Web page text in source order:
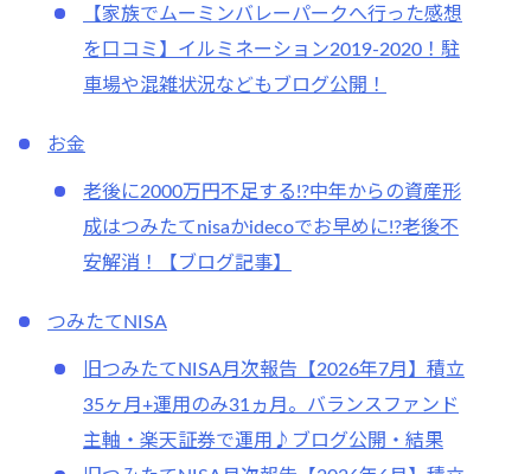
【家族でムーミンバレーパークへ行った感想
を口コミ】イルミネーション2019-2020！駐
車場や混雑状況などもブログ公開！
お金
老後に2000万円不足する!?中年からの資産形
成はつみたてnisaかidecoでお早めに!?老後不
安解消！【ブログ記事】
つみたてNISA
旧つみたてNISA月次報告【2026年7月】積立
35ヶ月+運用のみ31ヵ月。バランスファンド
主軸・楽天証券で運用♪ブログ公開・結果